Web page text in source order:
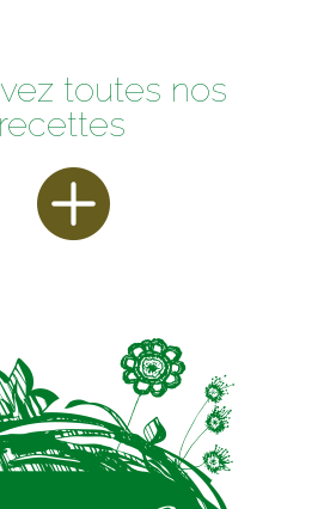
toutes nos
recettes